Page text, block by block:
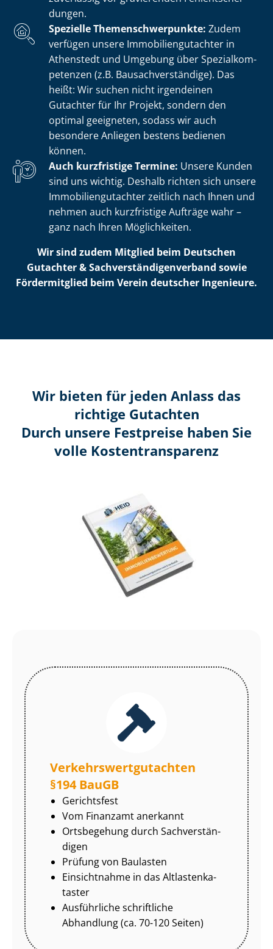
dun­gen.
Spezielle The­men­schwer­punk­te: Zudem
verfügen unsere Im­mo­bi­li­en­gut­ach­ter in
Athenstedt und Umgebung über Spe­zi­al­kom­
pe­ten­zen (z.B. Bau­sach­ver­stän­di­ge). Das
heißt: Wir suchen nicht irgendeinen
Gutachter für Ihr Projekt, sondern den
optimal geeigneten, sodass wir auch
besondere Anliegen bestens bedienen
können.
Auch kurzfristige Termine: Unsere Kunden
sind uns wichtig. Deshalb richten sich unsere
Im­mo­bi­li­en­gut­ach­ter zeitlich nach Ihnen und
nehmen auch kurzfristige Aufträge wahr –
ganz nach Ihren Möglichkeiten.
Wir sind zudem Mitglied beim Deutschen
Gutachter & Sach­ver­stän­di­gen­ver­band sowie
Fördermitglied beim Verein deutscher Ingenieure.
Wir bieten für jeden Anlass das
richtige Gutachten
Durch unsere Festpreise haben Sie
volle Kosten­transparenz
Ver­kehrs­wert­gut­ach­ten
§194 BauGB
Gerichtsfest
Vom Finanzamt anerkannt
Ortsbegehung durch Sach­ver­stän­
di­gen
Prüfung von Baulasten
Einsichtnahme in das Alt­las­ten­ka­
tas­ter
Ausführliche schriftliche
Abhandlung (ca. 70-120 Seiten)